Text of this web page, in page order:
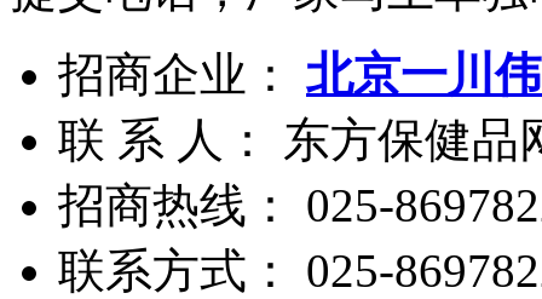
招商企业： 北京一川
联 系 人： 东方保健品
招商热线： 025-
联系方式： 025-